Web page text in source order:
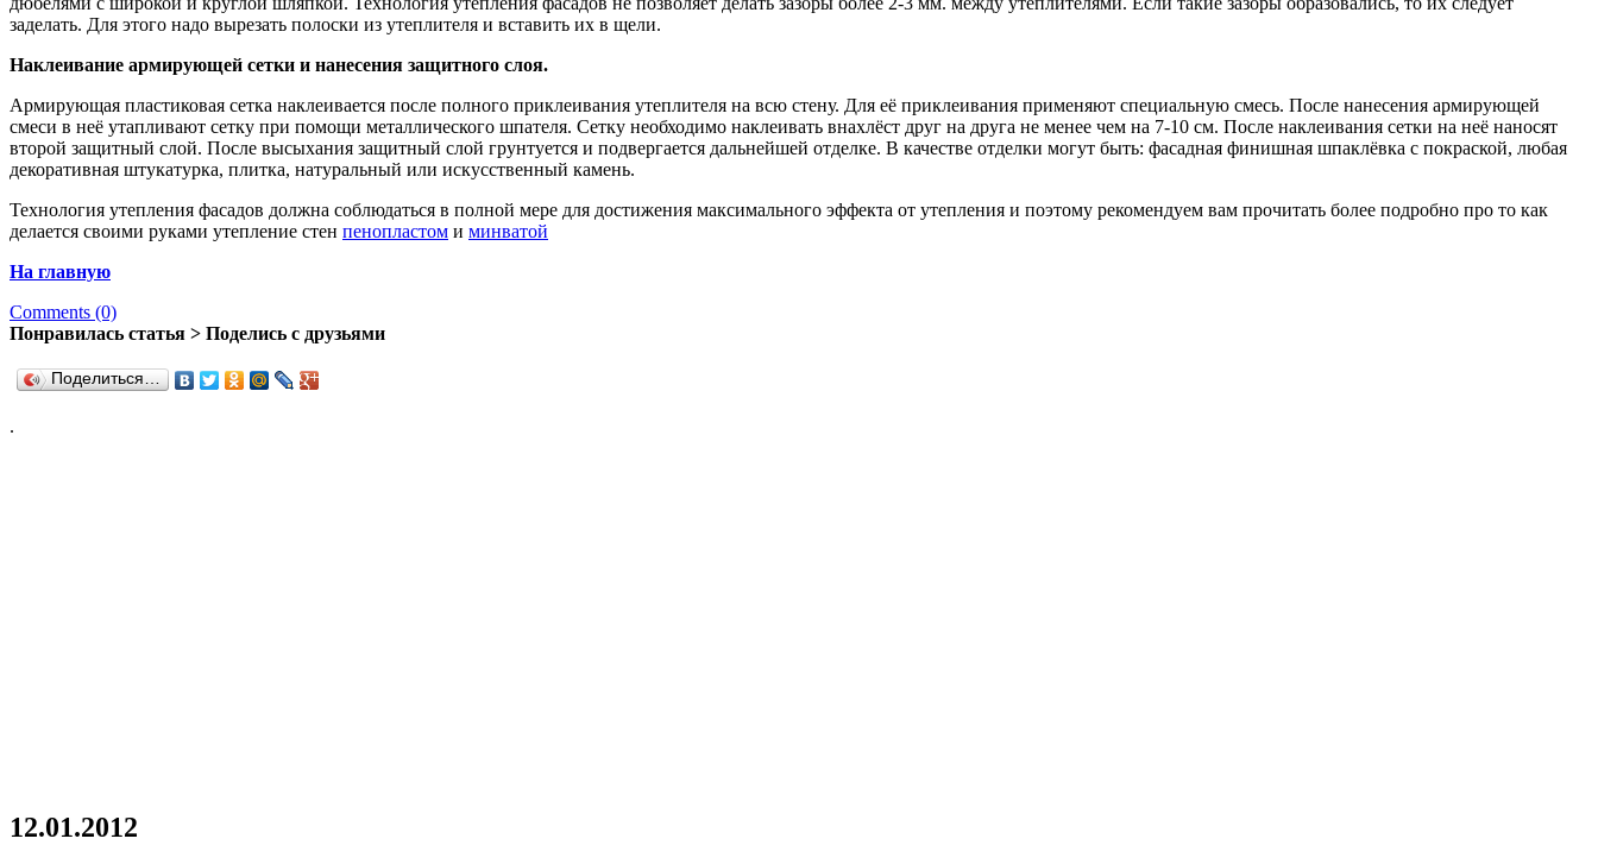
заделать. Для этого надо вырезать полоски из утеплителя и вставить их в щели.
Наклеивание армирующей сетки и нанесения защитного слоя.
Армирующая пластиковая сетка наклеивается после полного приклеивания утеплителя на всю стену. Для её приклеивания применяют специальную смесь. После нанесения армирующей
смеси в неё утапливают сетку при помощи металлического шпателя. Сетку необходимо наклеивать внахлёст друг на друга не менее чем на 7-10 см. После наклеивания сетки на неё наносят
второй защитный слой. После высыхания защитный слой грунтуется и подвергается дальнейшей отделке. В качестве отделки могут быть: фасадная финишная шпаклёвка с покраской, любая
декоративная штукатурка, плитка, натуральный или искусственный камень.
Технология утепления фасадов должна соблюдаться в полной мере для достижения максимального эффекта от утепления и поэтому рекомендуем вам прочитать более подробно про то как
делается своими руками утепление стен пенопластом и минватой
На главную
Comments (0)
Понравилась статья > Поделись с друзьями
Поделиться…
.
12.01.2012